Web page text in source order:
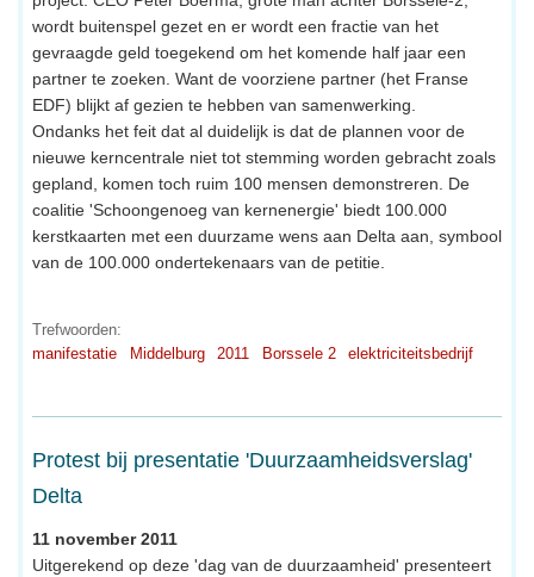
wordt buitenspel gezet en er wordt een fractie van het
gevraagde geld toegekend om het komende half jaar een
partner te zoeken. Want de voorziene partner (het Franse
EDF) blijkt af gezien te hebben van samenwerking.
Ondanks het feit dat al duidelijk is dat de plannen voor de
nieuwe kerncentrale niet tot stemming worden gebracht zoals
gepland, komen toch ruim 100 mensen demonstreren. De
coalitie 'Schoongenoeg van kernenergie' biedt 100.000
kerstkaarten met een duurzame wens aan Delta aan, symbool
van de 100.000 ondertekenaars van de petitie.
Trefwoorden:
manifestatie
Middelburg 2011 Borssele 2 elektriciteitsbedrijf
Protest bij presentatie 'Duurzaamheidsverslag'
Delta
11 november 2011
Uitgerekend op deze 'dag van de duurzaamheid' presenteert